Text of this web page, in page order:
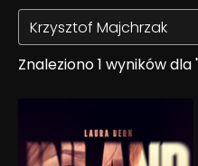
Znaleziono 1 wyników